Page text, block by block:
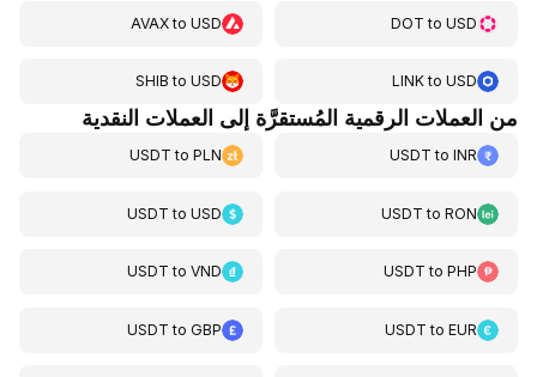
DOT toUSD
AVAXtoUSD
LINKtoUSD
SHIB toUSD
من العملات الرقمية المُستقرَّة إلى العملات النقدية
USDT toINR
USDT toPLN
USDT toRON
USDT toUSD
USDT toPHP
USDT toVND
USDT toEUR
USDT toGBP